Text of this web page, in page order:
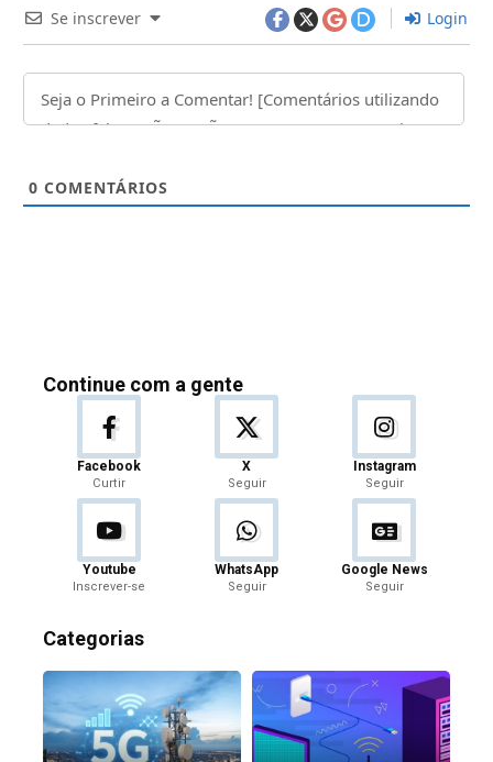
Se inscrever Login
0 COMENTÁRIOS
Continue com a gente
Facebook
Curtir
X
Seguir
Instagram
Seguir
Youtube
Inscrever-se
WhatsApp
Seguir
Google News
Seguir
Categorias